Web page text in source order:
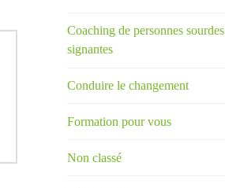
Coaching de personnes sourdes
signantes
Conduire le changement
Formation pour vous
Non classé